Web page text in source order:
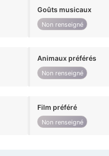
Goûts musicaux
Non renseigné
Animaux préférés
Non renseigné
Film préféré
Non renseigné